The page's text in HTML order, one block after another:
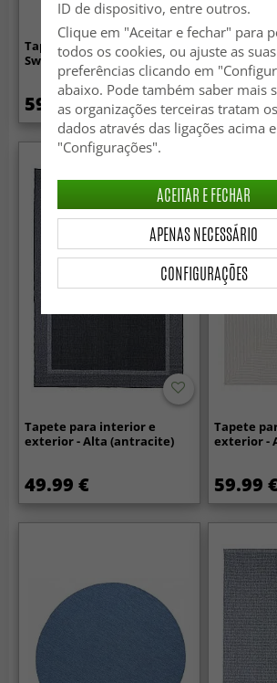
Tapete redondo - Brussels
Swirl (preto)
59.99 €
Tapete
exterior -
49.99 €
Tapete para interior e
exterior - Alta (antracite)
49.99 €
Tapete
exterior -
59.99 €
ID de dispositivo, entre outros.
Clique em "Aceitar e fechar" para
todos os cookies, ou ajuste as suas
preferências clicando em
abaixo. Pode também saber mais
as organizações terceiras tratam
dados através das ligações acima
"Configurações".
CONFIGURAÇÕES
APENAS NECESSÁRIO
ACEITAR E FECHAR